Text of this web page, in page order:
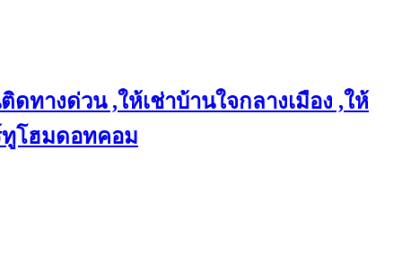
ทางด่วน ,ให้เช่าบ้านใจกลางเมือง ,ให้
ทูโฮมดอทคอม